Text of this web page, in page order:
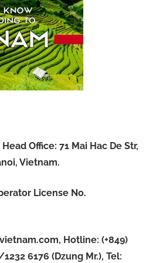
Office: 71 Mai Hac De Str,
Vietnam.
License No.
, Hotline: (+849)
6176 (Dzung Mr.), Tel: